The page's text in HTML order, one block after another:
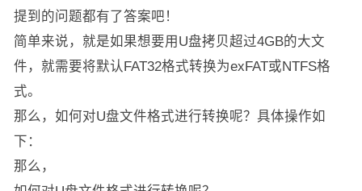
提到的问题都有了答案吧！
简单来说，就是如果想要用U盘拷贝超过4GB的大文
件，就需要将默认FAT32格式转换为exFAT或NTFS格
式。
那么，如何对U盘文件格式进行转换呢？具体操作如
下：
那么，